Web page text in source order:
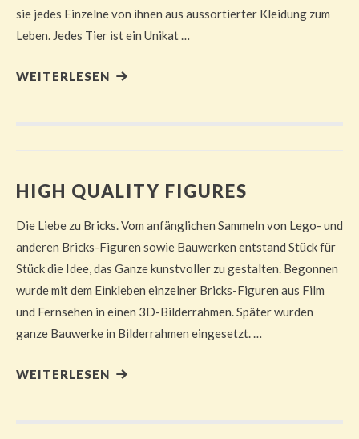
sie jedes Einzelne von ihnen aus aussortierter Kleidung zum
Leben. Jedes Tier ist ein Unikat …
WEITERLESEN
HIGH QUALITY FIGURES
Die Liebe zu Bricks. Vom anfänglichen Sammeln von Lego- und
anderen Bricks-Figuren sowie Bauwerken entstand Stück für
Stück die Idee, das Ganze kunstvoller zu gestalten. Begonnen
wurde mit dem Einkleben einzelner Bricks-Figuren aus Film
und Fernsehen in einen 3D-Bilderrahmen. Später wurden
ganze Bauwerke in Bilderrahmen eingesetzt. …
WEITERLESEN